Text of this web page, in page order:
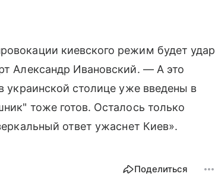
киевского режим будет удар
Александр Ивановский. — А это
украинской столице уже введены в
тоже готов. Осталось только
ответ ужаснет Киев».
Поделиться